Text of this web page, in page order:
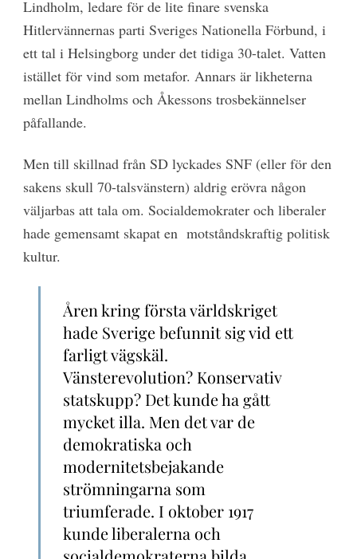
Lindholm, ledare för de lite finare svenska
Hitlervännernas parti Sveriges Nationella Förbund, i
ett tal i Helsingborg under det tidiga 30-talet. Vatten
istället för vind som metafor. Annars är likheterna
mellan Lindholms och Åkessons trosbekännelser
påfallande.
Men till skillnad från SD lyckades SNF (eller för den
sakens skull 70-talsvänstern) aldrig erövra någon
väljarbas att tala om. Socialdemokrater och liberaler
hade gemensamt skapat en motståndskraftig politisk
kultur.
Åren kring första världskriget
hade Sverige befunnit sig vid ett
farligt vägskäl.
Vänsterevolution? Konservativ
statskupp? Det kunde ha gått
mycket illa. Men det var de
demokratiska och
modernitetsbejakande
strömningarna som
triumferade. I oktober 1917
kunde liberalerna och